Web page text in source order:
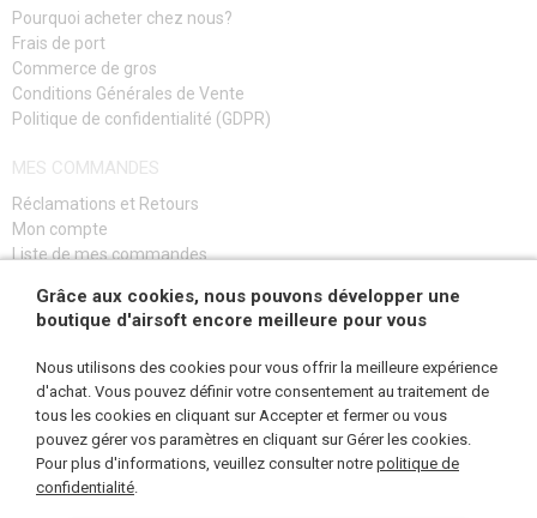
CHARGEURS POUR RÉPLIQUES LONGUES GAZ
CHARGEURS POUR PISTOLETS A RESSORT
CARTOUCHES POUR FUSIL DE CHASSE
LUNETTES, MASQUES
ÉQUIPEMENT, UNIFORMES...
CAMOUFLAGE, BANDE CAMOUFLAGE
RADIOS, CASQUES, CAMÉRAS
Pourquoi acheter chez nous?
Frais de port
Commerce de gros
Conditions Générales de Vente
Politique de confidentialité (GDPR)
MES COMMANDES
Réclamations et Retours
Mon compte
Liste de mes commandes
S'INSCRIRE
NOUS SUIVRE
Grâce aux cookies, nous pouvons développer une
boutique d'airsoft encore meilleure pour vous
Nous utilisons des cookies pour vous offrir la meilleure expérience
d'achat. Vous pouvez définir votre consentement au traitement de
tous les cookies en cliquant sur Accepter et fermer ou vous
pouvez gérer vos paramètres en cliquant sur Gérer les cookies.
Pour plus d'informations, veuillez consulter notre politique de
confidentialité.